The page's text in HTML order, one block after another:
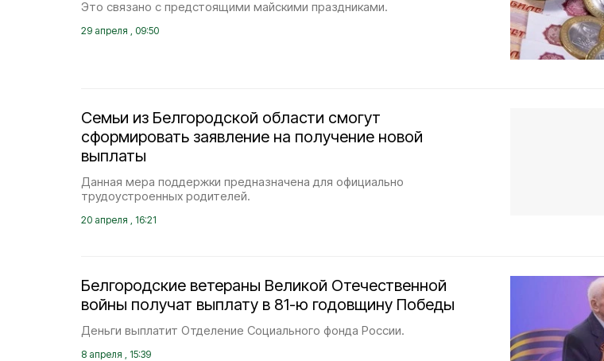
Это связано с предстоящими майскими праздниками.
29 апреля , 09:50
Семьи из Белгородской области смогут
сформировать заявление на получение новой
выплаты
Данная мера поддержки предназначена для официально
трудоустроенных родителей.
20 апреля , 16:21
Белгородские ветераны Великой Отечественной
войны получат выплату в 81-ю годовщину Победы
Деньги выплатит Отделение Социального фонда России.
8 апреля , 15:39